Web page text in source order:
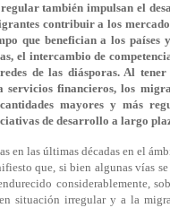
también impulsan el
contribuir a los
que benefician a los países
el intercambio de
de las diásporas. Al tener
servicios financieros, los
mayores y más
de desarrollo a largo
en las últimas décadas en el
que, si bien algunas vías
considerablemente,
situación irregular y a la